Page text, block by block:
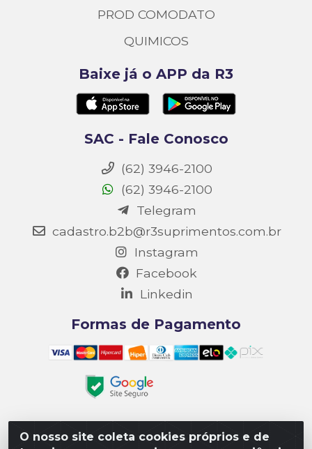
O nosso site coleta cookies próprios e de
PROD COMODATO
QUIMICOS
Baixe já o APP da R3
SAC - Fale Conosco
(62) 3946-2100
(62) 3946-2100
Telegram
cadastro.b2b@r3suprimentos.com.br
Instagram
Facebook
Linkedin
Formas de Pagamento
Matriz R3 Suprimentos - Rua 14, Polo Empresarial Goiás